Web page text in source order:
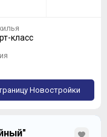
класс
Новостройки